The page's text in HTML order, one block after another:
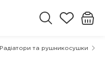
Радіатори та рушникосушки